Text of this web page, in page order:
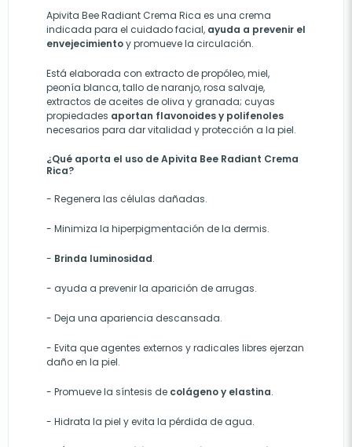
Apivita Bee Radiant Crema Rica es una crema
indicada para el cuidado facial, ayuda a prevenir el
envejecimientoy promueve la circulación.
Está elaborada con extracto de propóleo, miel,
peonía blanca, tallo de naranjo, rosa salvaje,
extractos de aceites de oliva y granada; cuyas
propiedades aportan flavonoides y polifenoles
necesarios para dar vitalidad y protección a la piel.
¿Qué aporta el uso de Apivita Bee Radiant Crema
Rica?
- Regenera las células dañadas.
- Minimiza la hiperpigmentación de la dermis.
- Brinda luminosidad.
- ayuda a prevenir la aparición de arrugas.
- Deja una apariencia descansada.
- Evita que agentes externos y radicales libres ejerzan
daño en la piel.
- Promueve la síntesis de colágeno y elastina.
- Hidrata la piel y evita la pérdida de agua.